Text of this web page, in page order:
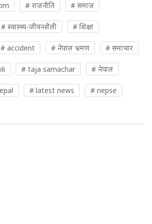
# राजनीति # समाज
# स्वास्थ्य-जीवनशैली # शिक्षा
# accident # नेपाल भ्रमण # समाचार
# taja samachar # नेपाल
# latest news # nepse